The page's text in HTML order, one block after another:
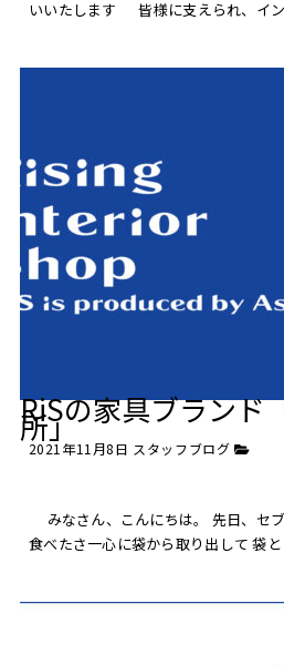
いいたします 皆様に支えられ、イ
RiSの家具ブランド
所」
2021年11月8日 スタッフブログ
みなさん、こんにちは。 先日、セブ
食べたさ一心に袋から取り出して 袋